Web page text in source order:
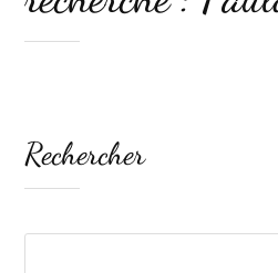
Rechercher